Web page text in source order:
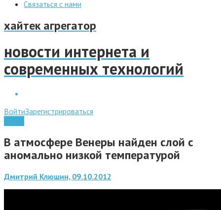
Связаться с нами
хайтек агрегатор
новости интернета и
современных технологий
ВойтиЗарегистрироваться
В атмосфере Венеры найден слой с
аномально низкой температурой
Дмитрий Клюшин, 09.10.2012